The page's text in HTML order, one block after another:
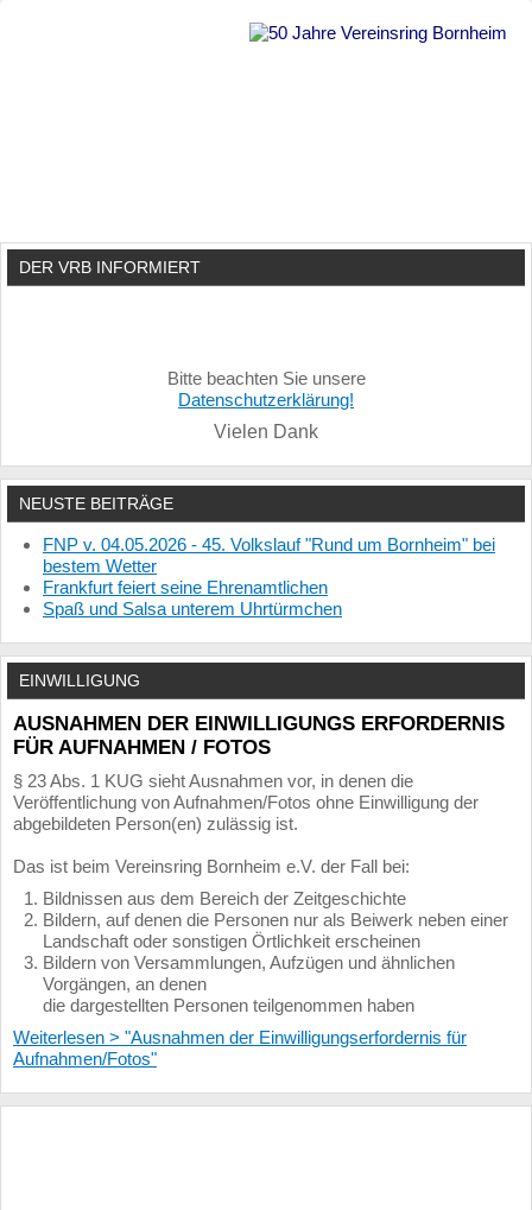
DER VRB INFORMIERT
Bitte beachten Sie unsere
Datenschutzerklärung!
Vielen Dank
NEUSTE BEITRÄGE
FNP v. 04.05.2026 - 45. Volkslauf "Rund um Bornheim" bei
bestem Wetter
Frankfurt feiert seine Ehrenamtlichen
Spaß und Salsa unterem Uhrtürmchen
EINWILLIGUNG
AUSNAHMEN DER EINWILLIGUNGS ERFORDERNIS
FÜR AUFNAHMEN / FOTOS
§ 23 Abs. 1 KUG sieht Ausnahmen vor, in denen die
Veröffentlichung von Aufnahmen/Fotos ohne Einwilligung der
abgebildeten Person(en) zulässig ist.
Das ist beim Vereinsring Bornheim e.V. der Fall bei:
Bildnissen aus dem Bereich der Zeitgeschichte
Bildern, auf denen die Personen nur als Beiwerk neben einer
Landschaft oder sonstigen Örtlichkeit erscheinen
Bildern von Versammlungen, Aufzügen und ähnlichen
Vorgängen, an denen
die dargestellten Personen teilgenommen haben
Weiterlesen > "Ausnahmen der Einwilligungserfordernis für
Aufnahmen/Fotos"